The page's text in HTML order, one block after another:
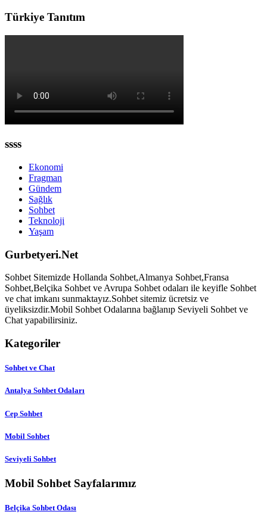
Türkiye Tanıtım
ssss
Ekonomi
Fragman
Gündem
Sağlık
Sohbet
Teknoloji
Yaşam
Gurbetyeri.Net
Sohbet Sitemizde Hollanda Sohbet,Almanya Sohbet,Fransa
Sohbet,Belçika Sohbet ve Avrupa Sohbet odaları ile keyifle Sohbet
ve chat imkanı sunmaktayız.Sohbet sitemiz ücretsiz ve
üyeliksizdir.Mobil Sohbet Odalarına bağlanıp Seviyeli Sohbet ve
Chat yapabilirsiniz.
Kategoriler
Sohbet ve Chat
Antalya Sohbet Odaları
Cep Sohbet
Mobil Sohbet
Seviyeli Sohbet
Mobil Sohbet Sayfalarımız
Belçika Sohbet Odası